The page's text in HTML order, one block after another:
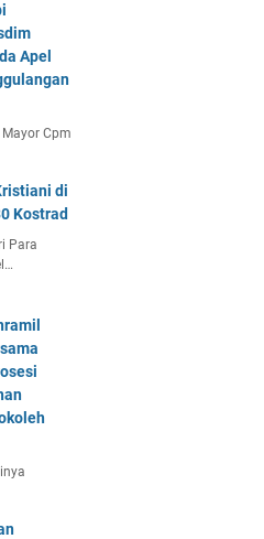
Apel
Cpm
di
Kostrad
Para